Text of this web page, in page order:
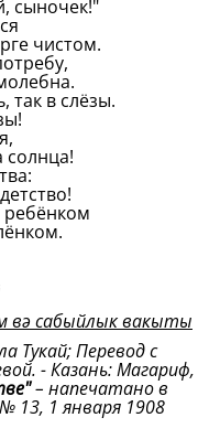
сыночек!"
чистом.
так в слёзы.
солнца!
ребёнком
вә сабыйлык вакыты
Тукай; Перевод с
- Казань: Магариф,
– напечатано в
13, 1 января 1908